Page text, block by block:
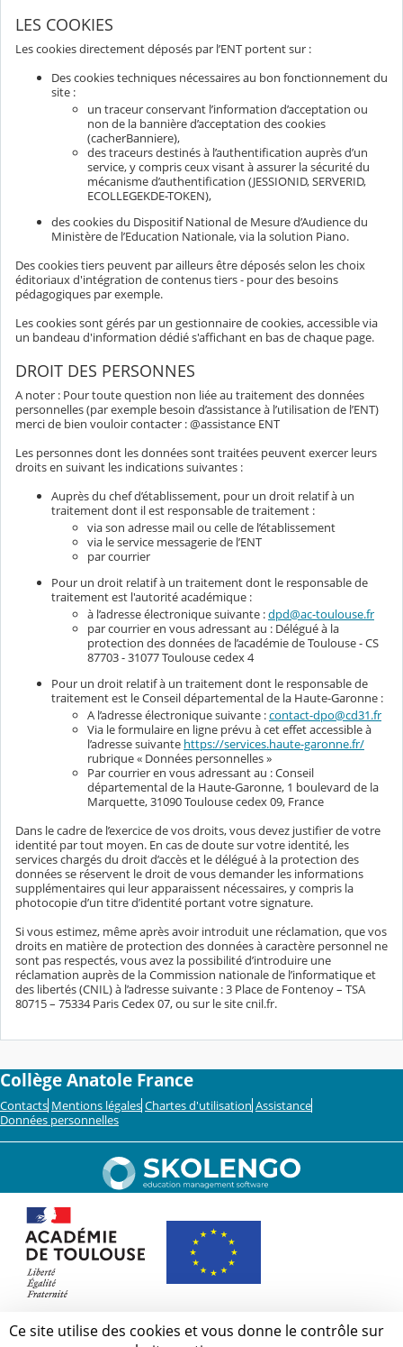
LES COOKIES
Les cookies directement déposés par l’ENT portent sur :
Des cookies techniques nécessaires au bon fonctionnement du
site :
un traceur conservant l’information d’acceptation ou
non de la bannière d’acceptation des cookies
(cacherBanniere),
des traceurs destinés à l’authentification auprès d’un
service, y compris ceux visant à assurer la sécurité du
mécanisme d’authentification (JESSIONID, SERVERID,
ECOLLEGEKDE-TOKEN),
des cookies du Dispositif National de Mesure d’Audience du
Ministère de l’Education Nationale, via la solution Piano.
Des cookies tiers peuvent par ailleurs être déposés selon les choix
éditoriaux d'intégration de contenus tiers - pour des besoins
pédagogiques par exemple.
Les cookies sont gérés par un gestionnaire de cookies, accessible via
un bandeau d'information dédié s'affichant en bas de chaque page.
DROIT DES PERSONNES
A noter : Pour toute question non liée au traitement des données
personnelles (par exemple besoin d’assistance à l’utilisation de l’ENT)
merci de bien vouloir contacter : @assistance ENT
Les personnes dont les données sont traitées peuvent exercer leurs
droits en suivant les indications suivantes :
Auprès du chef d’établissement, pour un droit relatif à un
traitement dont il est responsable de traitement :
via son adresse mail ou celle de l’établissement
via le service messagerie de l’ENT
par courrier
Pour un droit relatif à un traitement dont le responsable de
traitement est l'autorité académique :
à l’adresse électronique suivante :dpd@ac-toulouse.fr
par courrier en vous adressant au : Délégué à la
protection des données de l’académie de Toulouse - CS
87703 - 31077 Toulouse cedex 4
Pour un droit relatif à un traitement dont le responsable de
traitement est le Conseil départemental de la Haute-Garonne :
A l’adresse électronique suivante :contact-dpo@cd31.fr
Via le formulaire en ligne prévu à cet effet accessible à
l’adresse suivante https://services.haute-garonne.fr/
rubrique « Données personnelles »
Par courrier en vous adressant au : Conseil
départemental de la Haute-Garonne, 1 boulevard de la
Marquette, 31090 Toulouse cedex 09, France
Dans le cadre de l’exercice de vos droits, vous devez justifier de votre
identité par tout moyen. En cas de doute sur votre identité, les
services chargés du droit d’accès et le délégué à la protection des
données se réservent le droit de vous demander les informations
supplémentaires qui leur apparaissent nécessaires, y compris la
photocopie d’un titre d’identité portant votre signature.
Si vous estimez, même après avoir introduit une réclamation, que vos
droits en matière de protection des données à caractère personnel ne
sont pas respectés, vous avez la possibilité d’introduire une
réclamation auprès de la Commission nationale de l’informatique et
des libertés (CNIL) à l’adresse suivante : 3 Place de Fontenoy – TSA
80715 – 75334 Paris Cedex 07, ou sur le site cnil.fr.
Collège Anatole France
Contacts Mentions légales Chartes d'utilisation Assistance
Données personnelles
Ce site utilise des cookies et vous donne le contrôle sur